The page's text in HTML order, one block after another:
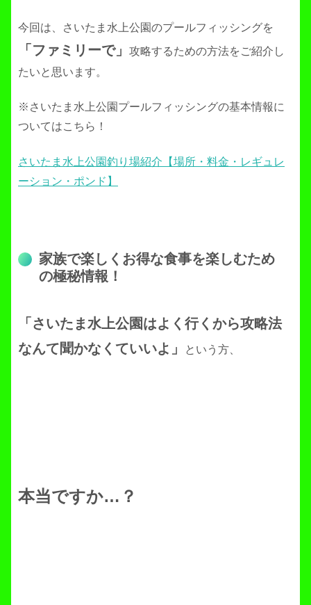
今回は、さいたま水上公園のプールフィッシングを
「ファミリーで」
攻略するための方法をご紹介し
たいと思います。
※さいたま水上公園プールフィッシングの基本情報に
ついてはこちら！
さいたま水上公園釣り場紹介【場所・料金・レギュレ
ーション・ポンド】
家族で楽しくお得な食事を楽しむため
の極秘情報！
「さいたま水上公園はよく行くから攻略法
なんて聞かなくていいよ」
という方、
本当ですか…？